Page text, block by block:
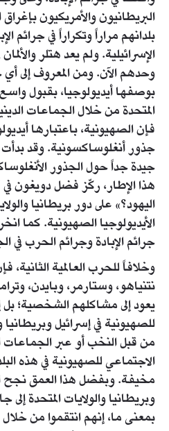
البريطانيون والأمريكيون
بلدانهم مراراً وتكراراً في جرائم
الإسرائيلية. ولم يعد هتلر
وحدهم الآن. ومن المعروف إلى
بوصفها أيديولوجيا، بقبول واسع
المتحدة من خلال الجماعات
فإن الصهيونية، باعتبارها
جذور أنغلوساكسونية. وقد
جيدة جداً حول الجذور
هذا الإطار، ركّز فضل دويغون
اليهود؟» على دور بريطانيا
الأيديولوجيا الصهيونية. كما
جرائم الإبادة وجرائم الحرب في
وخلافاً للحرب العالمية
نتنياهو، وستارمر، وبايدن،
يعود إلى مشاكلهم الشخصية؛ بل
للصهيونية في إسرائيل وبريطانيا
من قبل النخب أو عبر الجماعات
الاجتماعي للصهيونية في هذه
مخيفة. وبفضل هذا العمق نجح
وبريطانيا والولايات المتحدة
بمعنى ما، إنهم انتقموا من خلال